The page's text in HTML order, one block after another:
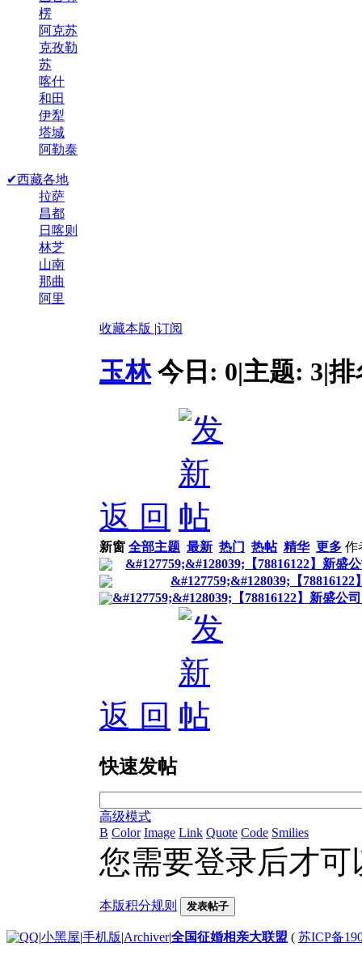
楞
阿克苏
克孜勒
苏
喀什
和田
伊犁
塔城
阿勒泰
✔西藏各地
拉萨
昌都
日喀则
林芝
山南
那曲
阿里
收藏本版 |订阅
玉林 今日: 0|主题: 3|
返 回
新窗 全部主题 最新 热门 热帖 精华 更多 作
&#127759;&#128039;【78816122】新盛
&#127759;&#128039;【
&#127759;&#128039;【78816122】新盛公
返 回
快速发帖
高级模式
B Color Image Link Quote Code Smilies
您需要登录后才
本版积分规则 发表帖子
|小黑屋|手机版|Archiver|全国征婚相亲大联盟 ( 苏ICP备